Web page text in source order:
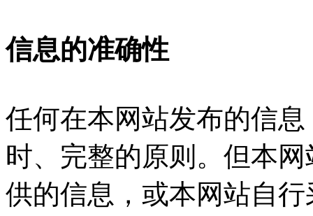
信息的准确性
任何在本网站发布的信
时、完整的原则。但本
供的信息，或本网站自